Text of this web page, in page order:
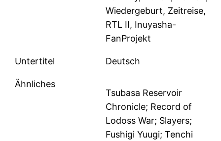
Wiedergeburt, Zeitreise,
RTL II, Inuyasha-
FanProjekt
Untertitel Deutsch
Ähnliches
Tsubasa Reservoir
Chronicle; Record of
Lodoss War; Slayers;
Fushigi Yuugi; Tenchi